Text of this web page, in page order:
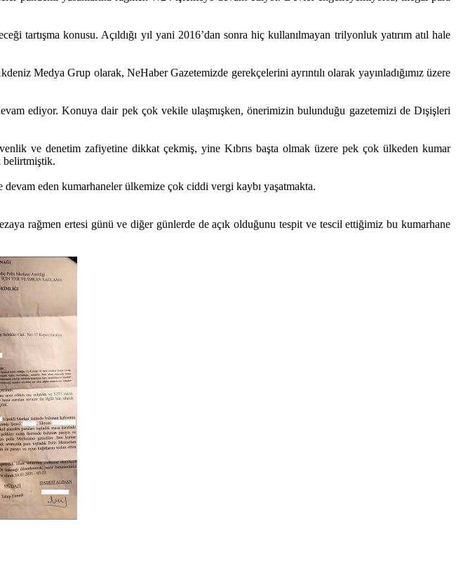
tartışma konusu. Açıldığı yıl yani 2016’dan sonra hiç kullanılmayan trilyonluk yatırım atıl hale
Medya Grup olarak, NeHaber Gazetemizde gerekçelerini ayrıntılı olarak yayınladığımız üzere
ediyor. Konuya dair pek çok vekile ulaşmışken, önerimizin bulunduğu gazetemizi de Dışişleri
ve denetim zafiyetine dikkat çekmiş, yine Kıbrıs başta olmak üzere pek çok ülkeden kumar
belirtmiştik.
eden kumarhaneler ülkemize çok ciddi vergi kaybı yaşatmakta.
rağmen ertesi günü ve diğer günlerde de açık olduğunu tespit ve tescil ettiğimiz bu kumarhane